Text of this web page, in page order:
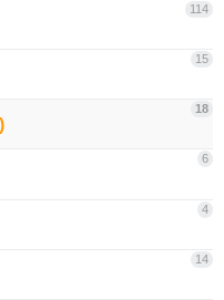
114
15
18
6
4
14